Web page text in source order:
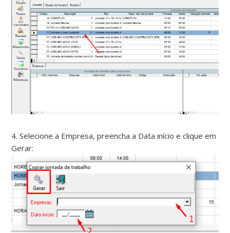
4. Selecione a Empresa, preencha a Data início e clique em
Gerar: